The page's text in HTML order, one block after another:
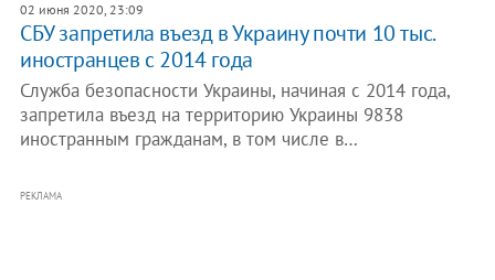
02 июня 2020, 23:09
СБУ запретила въезд в Украину почти 10 тыс.
иностранцев с 2014 года
Служба безопасности Украины, начиная с 2014 года,
запретила въезд на территорию Украины 9838
иностранным гражданам, в том числе в…
РЕКЛАМА